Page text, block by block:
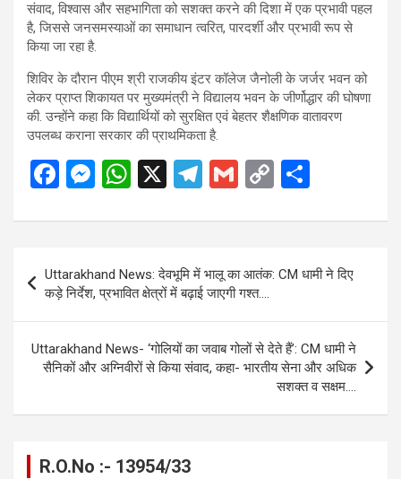
संवाद, विश्वास और सहभागिता को सशक्त करने की दिशा में एक प्रभावी पहल
है, जिससे जनसमस्याओं का समाधान त्वरित, पारदर्शी और प्रभावी रूप से
किया जा रहा है.
शिविर के दौरान पीएम श्री राजकीय इंटर कॉलेज जैनोली के जर्जर भवन को
लेकर प्राप्त शिकायत पर मुख्यमंत्री ने विद्यालय भवन के जीर्णोद्धार की घोषणा
की. उन्होंने कहा कि विद्यार्थियों को सुरक्षित एवं बेहतर शैक्षणिक वातावरण
उपलब्ध कराना सरकार की प्राथमिकता है.
F
ce
o
o
k
M
se
g
er
W
at
A
p
p
X
T
e
a
m
G
ail
C
py
Li
n
k
ar
e
navigation
Uttarakhand News: देवभूमि में भालू का आतंक: CM धामी ने दिए
कड़े निर्देश, प्रभावित क्षेत्रों में बढ़ाई जाएगी गश्त….
Uttarakhand News- ‘गोलियों का जवाब गोलों से देते हैं’: CM धामी ने
सैनिकों और अग्निवीरों से किया संवाद, कहा- भारतीय सेना और अधिक
सशक्त व सक्षम….
R.O.No :- 13954/33